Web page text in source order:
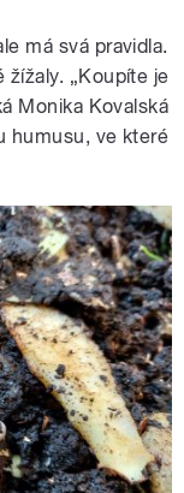
má svá pravidla.
žížaly. „Koupíte je
Monika Kovalská
humusu, ve které